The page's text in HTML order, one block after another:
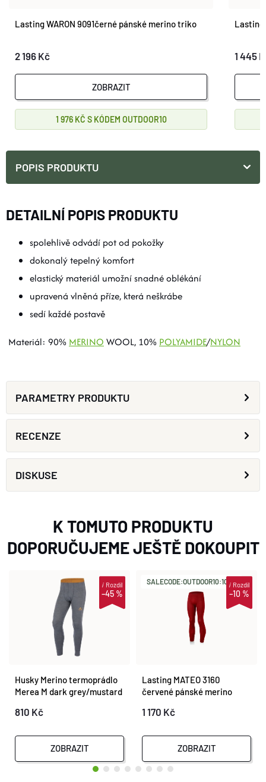
Lasting WARON 9091černé pánské merino triko
2 196 Kč
ZOBRAZIT
1 976 KČ OUTDOOR10
Lasting
1 445
POPIS PRODUKTU
DETAILNÍ POPIS PRODUKTU
spolehlivě odvádí pot od pokožky
dokonalý tepelný komfort
elastický materiál umožní snadné oblékání
upravená vlněná příze, která neškrábe
sedí každé postavě
Materiál: 90% MERINO WOOL, 10% POLYAMIDE/NYLON
PARAMETRY PRODUKTU
RECENZE
DISKUSE
K TOMUTO PRODUKTU
DOPORUČUJEME JEŠTĚ DOKOUPIT
–45 %
iRozdíl
Husky Merino termoprádlo
Merea M dark grey/mustard
810 Kč
ZOBRAZIT
SALECODE:OUTDOOR10:10:%
–10 %
iRozdíl
Lasting MATEO 3160
červené pánské merino
1 170 Kč
ZOBRAZIT